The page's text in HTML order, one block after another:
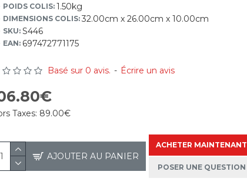
POIDS COLIS: 1.50kg
DIMENSIONS COLIS: 32.00cm x 26.00cm x 10.00cm
SKU: S446
EAN: 697472771175
Basé sur 0 avis. - Écrire un avis
Taxes: 89.00€
AJOUTER AU PANIER
ACHETER MAINTENANT
POSER UNE QUESTION